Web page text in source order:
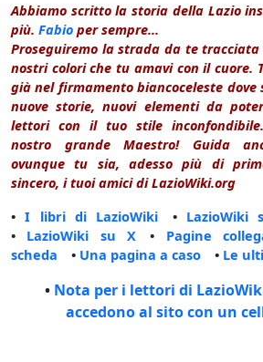
Abbiamo scritto la storia della Lazio
più. Fabio per sempre...
Proseguiremo la strada da te
nostri colori che tu amavi con il cuore.
già nel firmamento biancoceleste dove
nuove storie, nuovi elementi da
lettori con il tuo stile
nostro grande Maestro! Guida
ovunque tu sia, adesso più di
sincero, i tuoi amici di LazioWiki.org
•I libri di LazioWiki • LazioWiki
• LazioWiki su X • Pagine
scheda • Una pagina a caso • Le
• Nota per i lettori di
accedono al sito con un